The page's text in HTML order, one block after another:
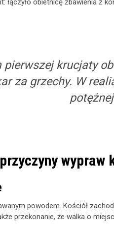
pierwszej krucjaty
za grzechy. W
wypraw
powodem. Kościół
przekonanie, że walka o